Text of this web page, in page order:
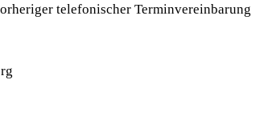
telefonischer Terminvereinbarung